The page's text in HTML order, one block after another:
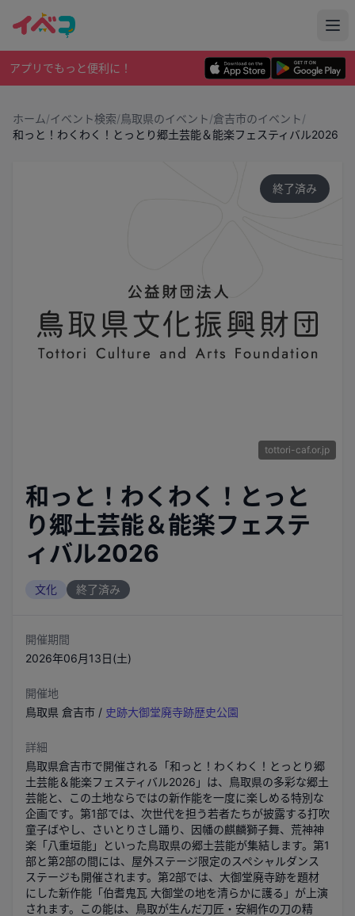
アプリでもっと便利に！
ホーム/イベント検索/鳥取県のイベント/倉吉市のイベント/
和っと！わくわく！とっとり郷土芸能＆能楽フェスティバル2026
tottori-caf.or.jp
終了済み
和っと！わくわく！とっと
り郷土芸能＆能楽フェステ
ィバル2026
文化 終了済み
開催期間
2026年06月13日(土)
開催地
鳥取県 倉吉市 / 史跡大御堂廃寺跡歴史公園
詳細
鳥取県倉吉市で開催される「和っと！わくわく！とっとり郷
土芸能＆能楽フェスティバル2026」は、鳥取県の多彩な郷土
芸能と、この土地ならではの新作能を一度に楽しめる特別な
企画です。第1部では、次世代を担う若者たちが披露する打吹
童子ばやし、さいとりさし踊り、因幡の麒麟獅子舞、荒神神
楽「八重垣能」といった鳥取県の郷土芸能が集結します。第1
部と第2部の間には、屋外ステージ限定のスペシャルダンス
ステージも開催されます。第2部では、大御堂廃寺跡を題材
にした新作能「伯耆鬼瓦 大御堂の地を清らかに護る」が上演
されます。この能は、鳥取が生んだ刀匠・安綱作の刀の精